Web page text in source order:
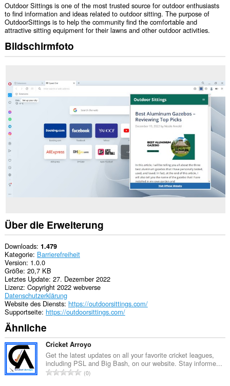
Outdoor Sittings is one of the most trusted source for outdoor enthusiasts
to find information and ideas related to outdoor sitting. The purpose of
OutdoorSittings is to help the community find the comfortable and
attractive sitting equipment for their lawns and other outdoor activities.
Bildschirmfoto
Über die Erweiterung
Downloads 1.479
Kategorie Barrierefreiheit
Version 1.0.0
Größe 20,7 KB
Letztes Update 27. Dezember 2022
Lizenz Copyright 2022 webverse
Datenschutzerklärung
Website des Diensts https://outdoorsittings.com/
Supportseite https://outdoorsittings.com/
Ähnliche
Cricket Arroyo
Get the latest updates on all your favorite cricket leagues,
including PSL and Big Bash, on our website. Stay informe...
G0